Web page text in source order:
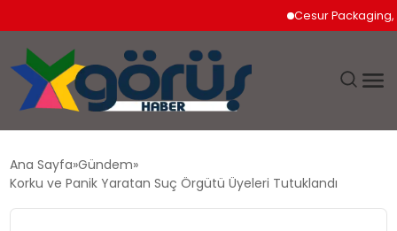
Cesur Packaging,
Ana Sayfa Gündem
Korku ve Panik Yaratan Suç Örgütü Üyeleri Tutuklandı